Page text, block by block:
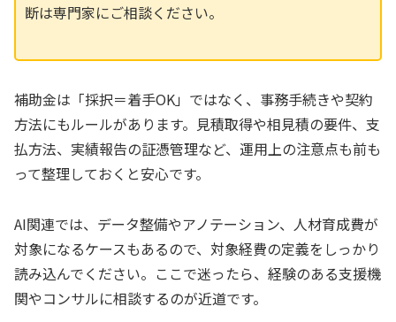
断は専門家にご相談ください。
補助金は「採択＝着手OK」ではなく、事務手続きや契約
方法にもルールがあります。見積取得や相見積の要件、支
払方法、実績報告の証憑管理など、運用上の注意点も前も
って整理しておくと安心です。
AI関連では、データ整備やアノテーション、人材育成費が
対象になるケースもあるので、対象経費の定義をしっかり
読み込んでください。ここで迷ったら、経験のある支援機
関やコンサルに相談するのが近道です。